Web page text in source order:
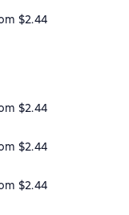
$2.44
$2.44
$2.44
$2.44